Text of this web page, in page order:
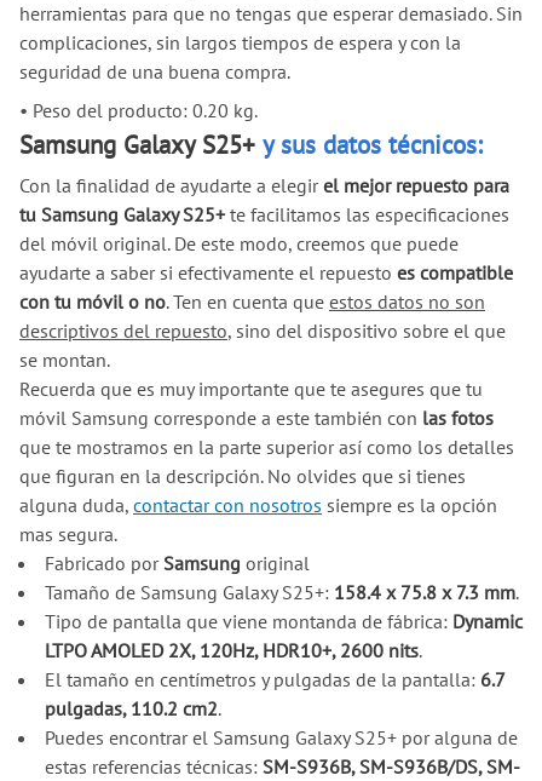
herramientas para que no tengas que esperar demasiado. Sin
complicaciones, sin largos tiempos de espera y con la
seguridad de una buena compra.
• Peso del producto: 0.20 kg.
Samsung Galaxy S25+ y sus datos técnicos:
Con la finalidad de ayudarte a elegirel mejor repuesto para
tu Samsung Galaxy S25+ te facilitamos las especificaciones
del móvil original. De este modo, creemos que puede
ayudarte a saber si efectivamente el repuesto es compatible
con tu móvil o no. Ten en cuenta que estos datos no son
descriptivos del repuesto, sino del dispositivo sobre el que
se montan.
Recuerda que es muy importante que te asegures que tu
móvil Samsung corresponde a este también con las fotos
que te mostramos en la parte superior así como los detalles
que figuran en la descripción. No olvides que si tienes
alguna duda, contactar con nosotros siempre es la opción
mas segura.
Fabricado porSamsung original
Tamaño de Samsung Galaxy S25+: 158.4 x 75.8 x 7.3 mm.
Tipo de pantalla que viene montanda de fábrica: Dynamic
LTPO AMOLED 2X, 120Hz, HDR10+, 2600 nits.
El tamaño en centímetros y pulgadas de la pantalla: 6.7
pulgadas, 110.2 cm2.
Puedes encontrar el Samsung Galaxy S25+ por alguna de
estas referencias técnicas: SM-S936B, SM-S936B/DS, SM-